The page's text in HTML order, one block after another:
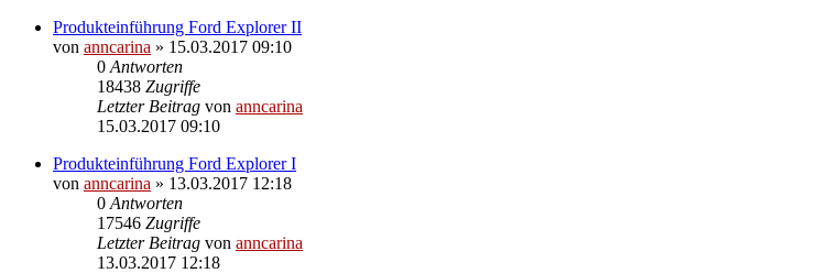
Produkteinführung Ford Explorer II
von anncarina » 15.03.2017 09:10
0 Antworten
18438 Zugriffe
Letzter Beitrag von anncarina
15.03.2017 09:10
Produkteinführung Ford Explorer I
von anncarina » 13.03.2017 12:18
0 Antworten
17546 Zugriffe
Letzter Beitrag von anncarina
13.03.2017 12:18